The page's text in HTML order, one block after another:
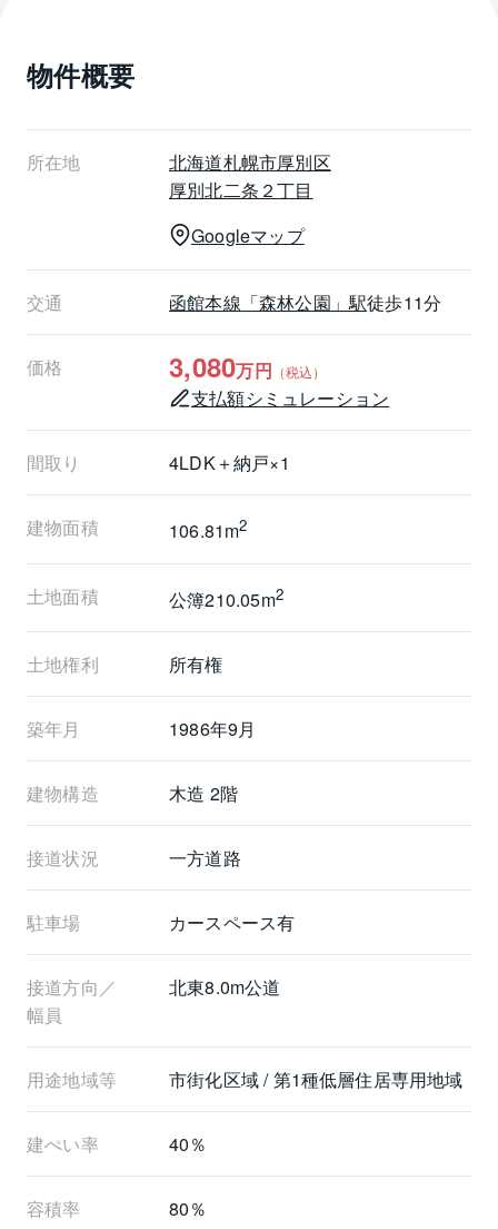
◆照明一部新規取付
◆和室→洋室　間取変更実施
◆ウォークインクローゼット新設
◆2階洋室　エアコン新設
◆玄関ドア新規交換　等々
┏《ライフインフォメーション》
╋━━━━━━━━━━━━━━━━━┫
◆JR函館本線「森林公園」駅　徒歩11分（約850m）
◆厚別北小学校　徒歩4分（約310m）
◆イオン札幌厚別店　徒歩10分（約760m）
◆ローソン札幌厚別北1条店　徒歩3分（約230m）
◆DCM厚別西店　徒歩7分（約550m）
◆さっぽろ森林クリニック　徒歩11分（約880m）
┏《担当者コメント》
╋━━━━━━━━━━━━━━━━━┫
担当の山崎でございます。
上記内容は一部のご紹介です。
ぜひ室内をご覧になってお確かめください。
ご案内・資料請求など随時承っておりますので、お気
物件概要
所在地 北海道札幌市厚別区
厚別北二条２丁目
Googleマップ
交通 函館本線 「森林公園」駅徒歩11分
価格 3,080万円 （税込）
支払額シミュレーション
間取り 4LDK＋納戸×1
建物面積 106.81m2
土地面積 公簿210.05m2
土地権利 所有権
築年月 1986年9月
建物構造 木造 2階
接道状況 一方道路
駐車場 カースペース有
接道方向／
幅員
北東8.0m公道
用途地域等 市街化区域 / 第1種低層住居専用地域
建ぺい率 40％
容積率 80％